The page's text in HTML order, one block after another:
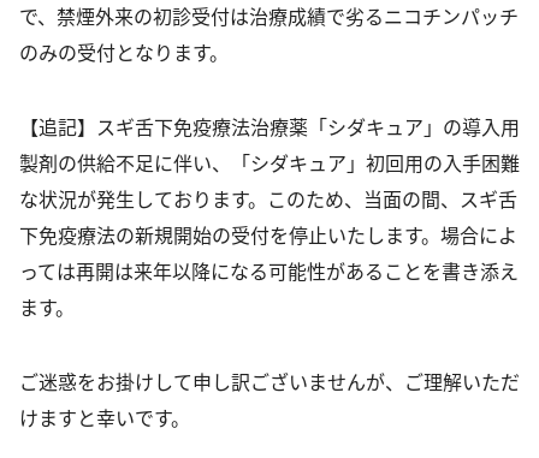
新型コロナウイルス抗体検査
禁煙外来
オンライン診療
アクセス
で、禁煙外来の初診受付は治療成績で劣るニコチンパッチ
のみの受付となります。
【追記】スギ舌下免疫療法治療薬「シダキュア」の導入用
製剤の供給不足に伴い、「シダキュア」初回用の入手困難
な状況が発生しております。このため、当面の間、スギ舌
下免疫療法の新規開始の受付を停止いたします。場合によ
っては再開は来年以降になる可能性があることを書き添え
ます。
ご迷惑をお掛けして申し訳ございませんが、ご理解いただ
けますと幸いです。